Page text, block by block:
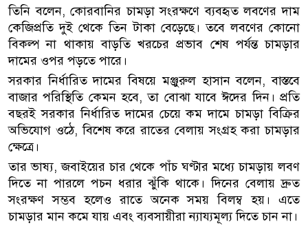
তিনি বলেন, কোরবানির চামড়া সংরক্ষণে ব্যবহৃত লবণের দাম
কেজিপ্রতি দুই থেকে তিন টাকা বেড়েছে। তবে লবণের কোনো
বিকল্প না থাকায় বাড়তি খরচের প্রভাব শেষ পর্যন্ত চামড়ার
দামের ওপর পড়তে পারে।
সরকার নির্ধারিত দামের বিষয়ে মঞ্জুরুল হাসান বলেন, বাস্তবে
বাজার পরিস্থিতি কেমন হবে, তা বোঝা যাবে ঈদের দিন। প্রতি
বছরই সরকার নির্ধারিত দামের চেয়ে কম দামে চামড়া বিক্রির
অভিযোগ ওঠে, বিশেষ করে রাতের বেলায় সংগ্রহ করা চামড়ার
ক্ষেত্রে।
তার ভাষ্য, জবাইয়ের চার থেকে পাঁচ ঘণ্টার মধ্যে চামড়ায় লবণ
দিতে না পারলে পচন ধরার ঝুঁকি থাকে। দিনের বেলায় দ্রুত
সংরক্ষণ সম্ভব হলেও রাতে অনেক সময় বিলম্ব হয়। এতে
চামড়ার মান কমে যায় এবং ব্যবসায়ীরা ন্যায্যমূল্য দিতে চান না।